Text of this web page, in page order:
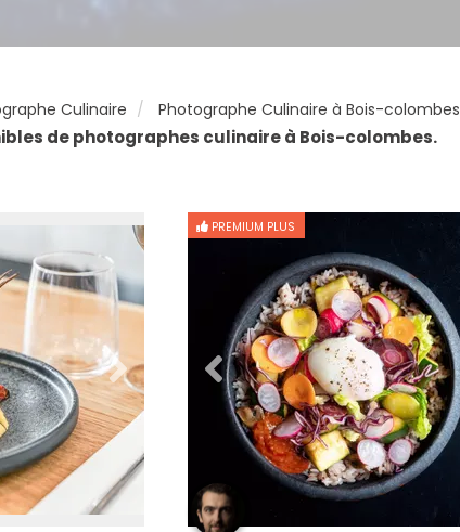
Culinaire Photographe Culinaire à Bois-colombes
de photographes culinaire à Bois-colombes.
PREMIUM PLUS